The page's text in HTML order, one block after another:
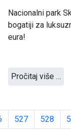
Nacionalni park
bogatiji za
eura!
Pročitaj više …
527 528